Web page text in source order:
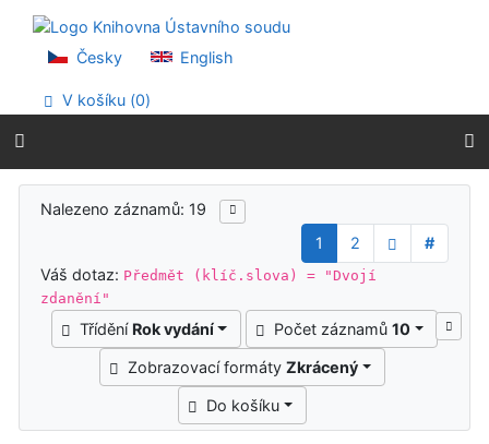
Přejít na menu
Prohlášení o webové přístupnosti
Česky English
V košíku (0)
Výsledky vyhledávání
Nalezeno záznamů: 19
1
2
#
Váš dotaz: Předmět (klíč.slova) = "Dvojí
zdanění"
Třídění Rok vydání Počet záznamů 10
Zobrazovací formáty Zkrácený
Do košíku